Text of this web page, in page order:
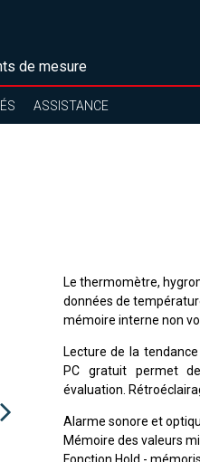
de mesure
ASSISTANCE
Le thermomètre,
données de
mémoire interne non
Lecture de la
PC gratuit permet
évaluation.
Alarme sonore et
Mémoire des valeurs